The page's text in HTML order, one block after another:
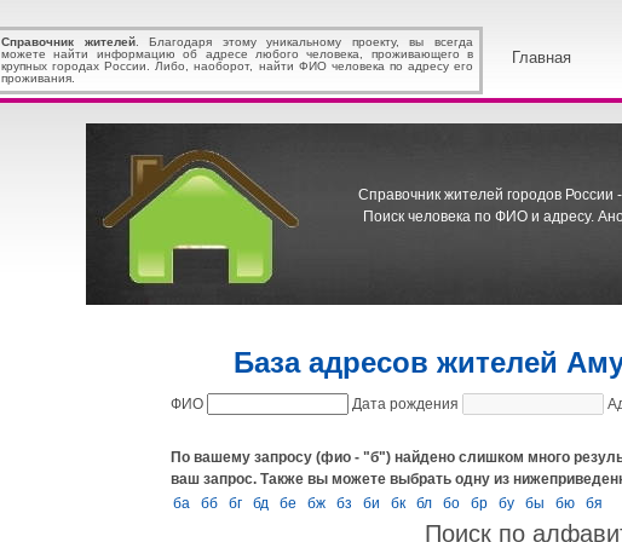
Справочник жителей. Благодаря этому уникальному проекту, вы всегда
можете найти информацию об адресе любого человека, проживающего в
крупных городах России. Либо, наоборот, найти ФИО человека по адресу его
проживания.
Главная
Справочник жителей городов России
Поиск человека по ФИО и адресу.
База адресов жителей
ФИО Дата рождения
По вашему запросу (фио - "б") найдено слишком много
ваш запрос. Также вы можете выбрать одну из
ба
бб бг бд бе бж бз би бк бл бо бр бу бы бю бя
Поиск по